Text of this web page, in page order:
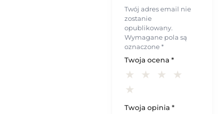
Twój adres email nie
zostanie
opublikowany.
Wymagane pola są
oznaczone*
Twoja ocena *
Twoja opinia *